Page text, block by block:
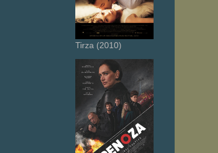
Tirza (2010)